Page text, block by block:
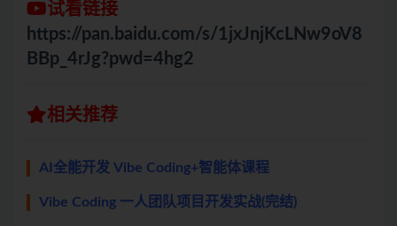
试看链接
https://pan.baidu.com/s/1jxJnjKcLNw9oV8
BBp_4rJg?pwd=4hg2
相关推荐
AI全能开发 Vibe Coding+智能体课程
Vibe Coding 一人团队项目开发实战(完结)